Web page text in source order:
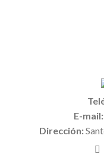
E-mail:
Dirección: